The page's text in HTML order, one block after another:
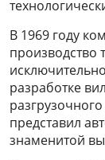
В 1969 году
производство
разработке
представил
знаменитой